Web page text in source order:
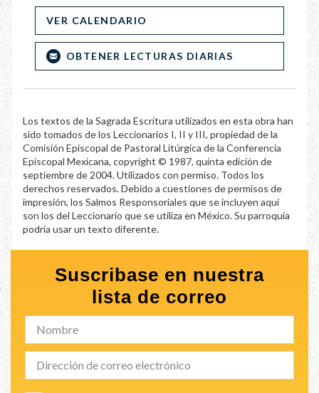
VER CALENDARIO
OBTENER LECTURAS DIARIAS
Los textos de la Sagrada Escritura utilizados en esta obra han
sido tomados de los Leccionarios I, II y III, propiedad de la
Comisión Episcopal de Pastoral Litúrgica de la Conferencia
Episcopal Mexicana, copyright © 1987, quinta edición de
septiembre de 2004. Utilizados con permiso. Todos los
derechos reservados. Debido a cuestiones de permisos de
impresión, los Salmos Responsoriales que se incluyen aquí
son los del Leccionario que se utiliza en México. Su parroquia
podría usar un texto diferente.
Suscribase en nuestra
lista de correo